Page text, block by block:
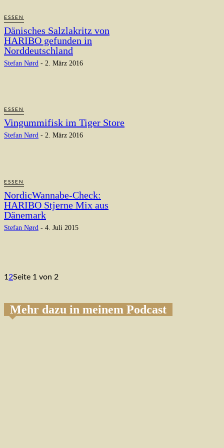
ESSEN
Dänisches Salzlakritz von
HARIBO gefunden in
Norddeutschland
Stefan Nørd - 2. März 2016
ESSEN
Vingummifisk im Tiger Store
Stefan Nørd - 2. März 2016
ESSEN
NordicWannabe-Check:
HARIBO Stjerne Mix aus
Dänemark
Stefan Nørd - 4. Juli 2015
1 2Seite 1 von 2
Mehr dazu in meinem Podcast